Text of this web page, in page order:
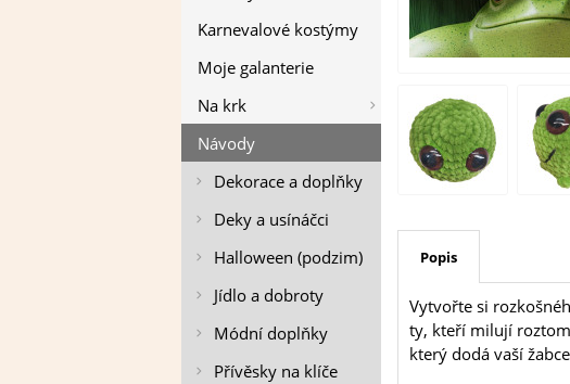
Karnevalové kostýmy
Moje galanterie
Na krk
Návody
Dekorace a doplňky
Deky a usínáčci
Halloween (podzim)
Jídlo a dobroty
Módní doplňky
Přívěsky na klíče
Popis
Vytvořte si
ty, kteří milují
který dodá vaší